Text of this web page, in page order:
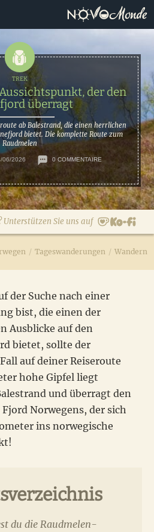
Sie uns auf
/ Tageswanderungen / Wandern
der den
überragt
ab Balestrand, die einen herrlichen
bietet. Die komplette Route zum
Raudmelen
06/2026 0 COMMENTAIRE
der Suche nach einer
bist, die einen der
Ausblicke auf den
bietet, sollte der
auf deiner Reiseroute
hohe Gipfel liegt
und überragt den
Norwegens, der sich
ins norwegische
du die Raudmelen-